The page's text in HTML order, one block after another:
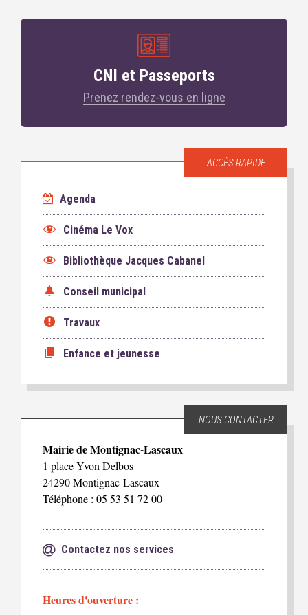
CNI et Passeports
Prenez rendez-vous en ligne
ACCÈS RAPIDE
Agenda
Cinéma Le Vox
Bibliothèque Jacques Cabanel
Conseil municipal
Travaux
Enfance et jeunesse
NOUS CONTACTER
Mairie de Montignac-Lascaux
1 place Yvon Delbos
24290 Montignac-Lascaux
Téléphone : 05 53 51 72 00
Contactez nos services
Heures d'ouverture :